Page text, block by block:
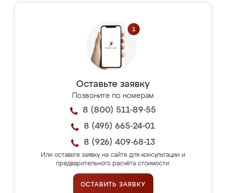
Оставьте заявку
Позвоните по номерам
8 (800) 511-89-55
8 (495) 665-24-01
8 (926) 409-68-13
Или оставьте заявку на сайте для консультации и
предварительного расчёта стоимости.
ОСТАВИТЬ ЗАЯВКУ